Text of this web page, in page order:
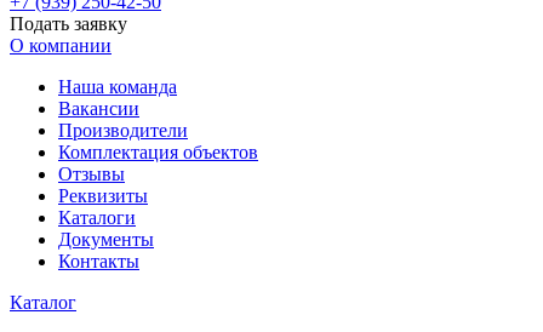
Подать заявку
О компании
Наша команда
Вакансии
Производители
Комплектация объектов
Отзывы
Реквизиты
Каталоги
Документы
Контакты
Каталог